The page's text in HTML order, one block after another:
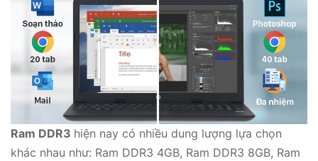
Ram DDR3 hiện nay có nhiều dung lượng lựa chọn
khác nhau như: Ram DDR3 4GB, Ram DDR3 8GB, Ram